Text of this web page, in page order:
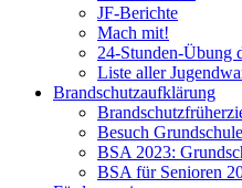
JF-Berichte
Mach mit!
24-Stunden-Übung
Liste aller
Brandschutzaufklärung
Besuch
BSA 2023:
BSA für Senioren